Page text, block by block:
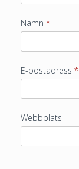
Namn *
E-postadress *
Webbplats